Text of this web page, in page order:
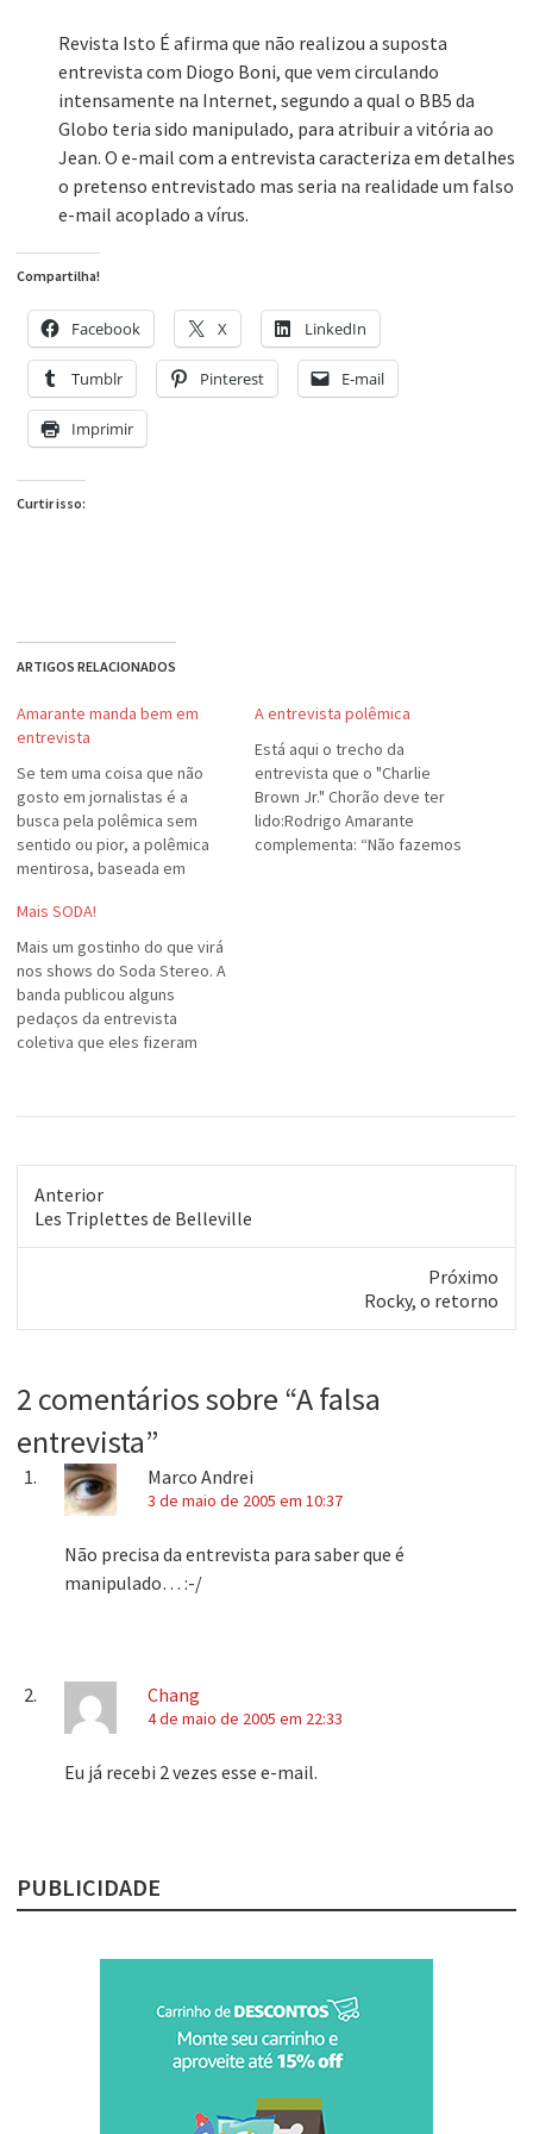
Revista Isto É afirma que não realizou a suposta
entrevista com Diogo Boni, que vem circulando
intensamente na Internet, segundo a qual o BB5 da
Globo teria sido manipulado, para atribuir a vitória ao
Jean. O e-mail com a entrevista caracteriza em detalhes
o pretenso entrevistado mas seria na realidade um falso
e-mail acoplado a vírus.
Compartilha!
Facebook X LinkedIn
Tumblr Pinterest E-mail
Imprimir
Curtir isso:
ARTIGOS RELACIONADOS
Amarante manda bem em
entrevista
Se tem uma coisa que não
gosto em jornalistas é a
busca pela polêmica sem
sentido ou pior, a polêmica
mentirosa, baseada em
super bem escutando esta
resposta do Rodrigo
Amarante para um repórter.
Grande cara, este guri.
A entrevista polêmica
Está aqui o trecho da
entrevista que o "Charlie
Brown Jr." Chorão deve ter
lido:Rodrigo Amarante
complementa: “Não fazemos
Mais SODA!
Mais um gostinho do que virá
nos shows do Soda Stereo. A
banda publicou alguns
pedaços da entrevista
coletiva que eles fizeram
clicando na fotinho aí do lado
outubro. Estádio Nacional.
Santiago do Chile. Estarei…
Anterior
Post
anterior:
Les Triplettes de Belleville
Próximo
post:
Rocky, o retorno
2 comentários sobre “A falsa
entrevista”
Marco Andrei
3 de maio de 2005 em 10:37
Não precisa da entrevista para saber que é
manipulado… :-/
Chang
4 de maio de 2005 em 22:33
Eu já recebi 2 vezes esse e-mail.
PUBLICIDADE